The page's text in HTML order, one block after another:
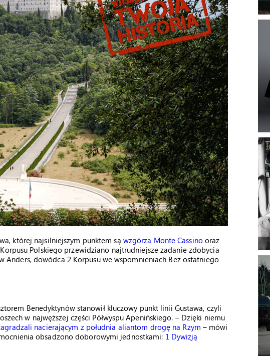
której najsilniejszym punktem są wzgórza Monte Cassino oraz
Polskiego przewidziano najtrudniejsze zadanie zdobycia
Anders, dowódca 2 Korpusu we wspomnieniach Bez ostatniego
Benedyktynów stanowił kluczowy punkt linii Gustawa, czyli
w najwęższej części Półwyspu Apenińskiego. – Dzięki niemu
nacierającym z południa aliantom drogę na Rzym – mówi
obsadzono doborowymi jednostkami: 1 Dywizją